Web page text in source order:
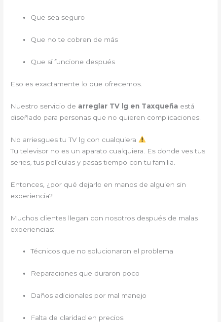
Que sea seguro
Que no te cobren de más
Que sí funcione después
Eso es exactamente lo que ofrecemos.
Nuestro servicio de arreglar TV lg en Taxqueña está
diseñado para personas que no quieren complicaciones.
No arriesgues tu TV lg con cualquiera
Tu televisor no es un aparato cualquiera. Es donde ves tus
series, tus películas y pasas tiempo con tu familia.
Entonces, ¿por qué dejarlo en manos de alguien sin
experiencia?
Muchos clientes llegan con nosotros después de malas
experiencias:
Técnicos que no solucionaron el problema
Reparaciones que duraron poco
Daños adicionales por mal manejo
Falta de claridad en precios